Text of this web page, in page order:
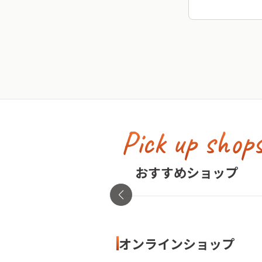
Pick up
おすすめショップ
古着屋no pain no gain(ノーペ
イン)
東京都・渋谷区
オンラインショップ